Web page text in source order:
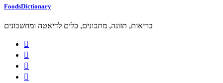
FoodsDictionary
בריאות, תזונה, מתכונים, כלים לדיאטה ומחשבונים



